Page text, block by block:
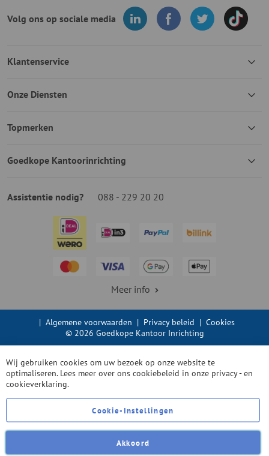
Volg ons op sociale media
Klantenservice
Onze Diensten
Topmerken
Goedkope Kantoorinrichting
Assistentie nodig? 088 - 229 20 20
Meer info
| Algemene voorwaarden | Privacy beleid | Cookies
© 2026 Goedkope Kantoor Inrichting
Wij gebruiken cookies om uw bezoek op onze website te
optimaliseren. Lees meer over ons cookiebeleid in onze privacy - en
cookieverklaring.
Akkoord
Cookie-Instellingen